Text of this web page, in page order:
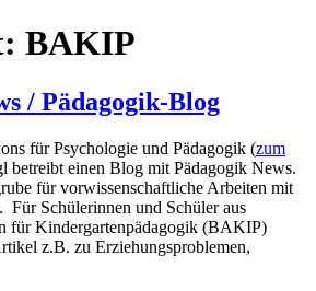
BAKIP
/ Pädagogik-Blog
für Psychologie und Pädagogik (zum
betreibt einen Blog mit Pädagogik News.
für vorwissenschaftliche Arbeiten mit
Für Schülerinnen und Schüler aus
für Kindergartenpädagogik (BAKIP)
z.B. zu Erziehungsproblemen,